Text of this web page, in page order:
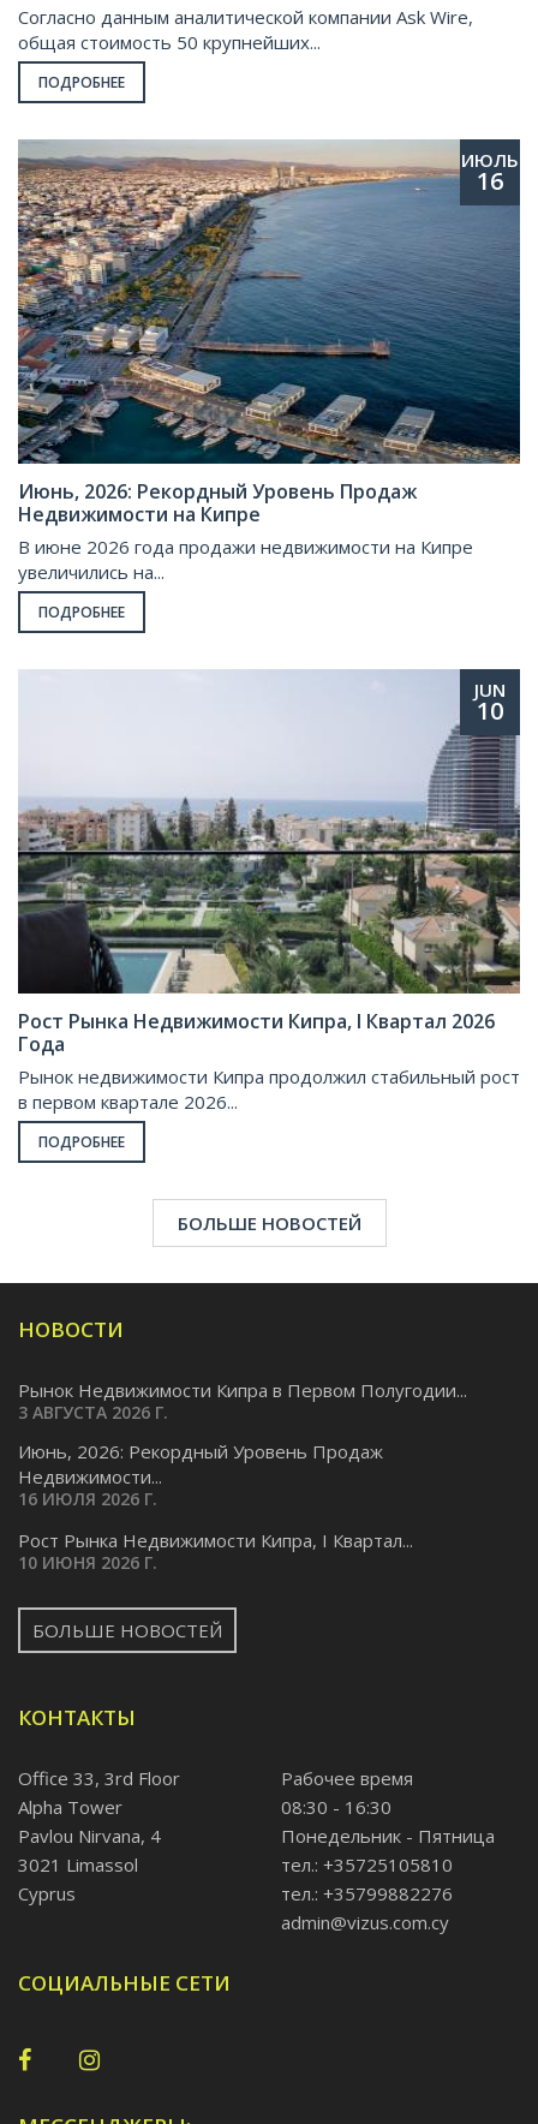
Согласно данным аналитической компании Ask Wire,
общая стоимость 50 крупнейших...
ПОДРОБНЕЕ
ИЮЛЬ
16
Июнь, 2026: Рекордный Уровень Продаж
Недвижимости на Кипре
В июне 2026 года продажи недвижимости на Кипре
увеличились на...
ПОДРОБНЕЕ
JUN
10
Pост Рынка Недвижимости Кипра, I Квартал 2026
Года
Рынок недвижимости Кипра продолжил стабильный рост
в первом квартале 2026...
ПОДРОБНЕЕ
БОЛЬШЕ НОВОСТЕЙ
НОВОСТИ
Рынок Недвижимости Кипра в Первом Полугодии...
3 АВГУСТА 2026 Г.
Июнь, 2026: Рекордный Уровень Продаж
Недвижимости...
16 ИЮЛЯ 2026 Г.
Pост Рынка Недвижимости Кипра, I Квартал...
10 ИЮНЯ 2026 Г.
БОЛЬШЕ НОВОСТЕЙ
КОНТАКТЫ
Office 33, 3rd Floor
Alpha Tower
Pavlou Nirvana, 4
3021 Limassol
Cyprus
Рабочее время
08:30 - 16:30
Понедельник - Пятница
тел.: +35725105810
тел.: +35799882276
admin@vizus.com.cy
СОЦИАЛЬНЫЕ СЕТИ